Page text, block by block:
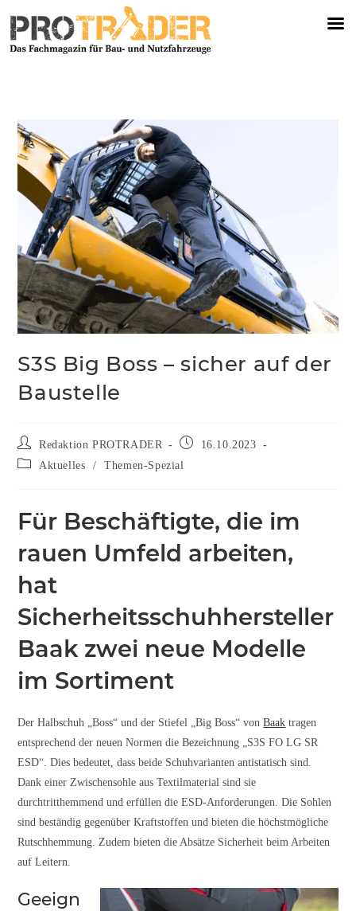
S3S Big Boss – sicher auf der
Baustelle
Redaktion PROTRADER
16.10.2023
Aktuelles
/ Themen-Spezial
Für Beschäftigte, die im
rauen Umfeld arbeiten,
hat
Sicherheitsschuhhersteller
Baak zwei neue Modelle
im Sortiment
Der Halbschuh „Boss“ und der Stiefel „Big Boss“ vonBaak tragen
entsprechend der neuen Normen die Bezeichnung „S3S FO LG SR
ESD“. Dies bedeutet, dass beide Schuhvarianten antistatisch sind.
Dank einer Zwischensohle aus Textilmaterial sind sie
durchtritthemmend und erfüllen die ESD-Anforderungen. Die Sohlen
sind beständig gegenüber Kraftstoffen und bieten die höchstmögliche
Rutschhemmung. Zudem bieten die Absätze Sicherheit beim Arbeiten
auf Leitern.
Geeign